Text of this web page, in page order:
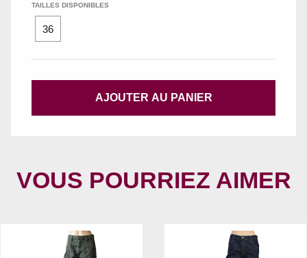
TAILLES DISPONIBLES
36
AJOUTER AU PANIER
VOUS POURRIEZ AIMER